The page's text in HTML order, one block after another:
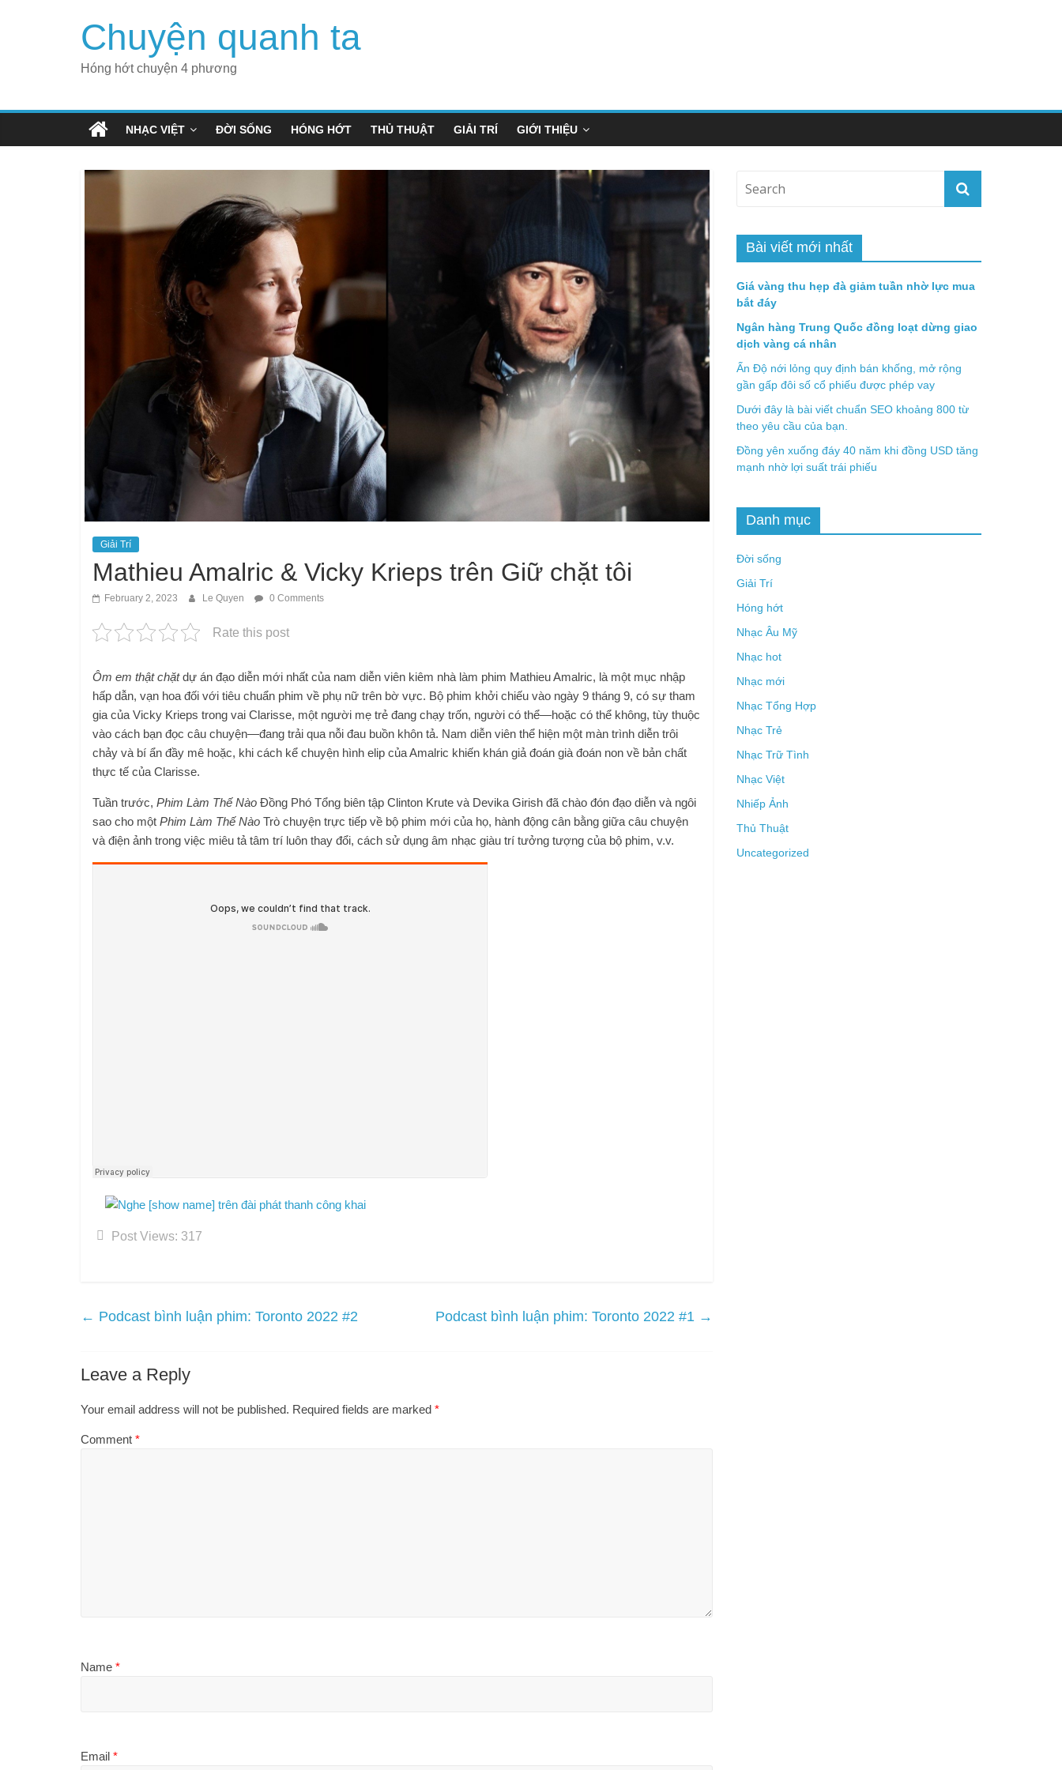
Chuyện quanh ta
Hóng hớt chuyện 4 phương
NHẠC VIỆT ĐỜI SỐNG HÓNG HỚT THỦ THUẬT GIẢI TRÍ GIỚI THIỆU
Giải Trí
Mathieu Amalric & Vicky Krieps trên Giữ chặt tôi
February 2, 2023 Le Quyen 0 Comments
Rate this post
Ôm em thật chặtdự án đạo diễn mới nhất của nam diễn viên kiêm nhà làm phim Mathieu Amalric, là một mục nhập
hấp dẫn, vạn hoa đối với tiêu chuẩn phim về phụ nữ trên bờ vực. Bộ phim khởi chiếu vào ngày 9 tháng 9, có sự tham
gia của Vicky Krieps trong vai Clarisse, một người mẹ trẻ đang chạy trốn, người có thể—hoặc có thể không, tùy thuộc
vào cách bạn đọc câu chuyện—đang trải qua nỗi đau buồn khôn tả. Nam diễn viên thể hiện một màn trình diễn trôi
chảy và bí ẩn đầy mê hoặc, khi cách kể chuyện hình elip của Amalric khiến khán giả đoán già đoán non về bản chất
thực tế của Clarisse.
Tuần trước, Phim Làm Thế Nào Đồng Phó Tổng biên tập Clinton Krute và Devika Girish đã chào đón đạo diễn và ngôi
sao cho một Phim Làm Thế Nào Trò chuyện trực tiếp về bộ phim mới của họ, hành động cân bằng giữa câu chuyện
và điện ảnh trong việc miêu tả tâm trí luôn thay đổi, cách sử dụng âm nhạc giàu trí tưởng tượng của bộ phim, v.v.
Post Views: 317
← Podcast bình luận phim: Toronto 2022 #2 Podcast bình luận phim: Toronto 2022 #1 →
Leave a Reply
Your email address will not be published. Required fields are marked *
Comment *
Name *
Email *
Bài viết mới nhất
Giá vàng thu hẹp đà giảm tuần nhờ lực mua
bắt đáy
Ngân hàng Trung Quốc đồng loạt dừng giao
dịch vàng cá nhân
Ấn Độ nới lỏng quy định bán khống, mở rộng
gần gấp đôi số cổ phiếu được phép vay
Dưới đây là bài viết chuẩn SEO khoảng 800 từ
theo yêu cầu của bạn.
Đồng yên xuống đáy 40 năm khi đồng USD tăng
mạnh nhờ lợi suất trái phiếu
Danh mục
Đời sống
Giải Trí
Hóng hớt
Nhạc Âu Mỹ
Nhạc hot
Nhạc mới
Nhạc Tổng Hợp
Nhạc Trẻ
Nhạc Trữ Tình
Nhạc Việt
Nhiếp Ảnh
Thủ Thuật
Uncategorized